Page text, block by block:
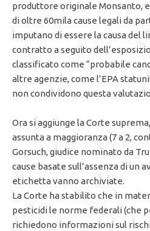
produttore originale Monsanto,
di oltre 60mila cause legali da
imputano di essere la causa del
contratto a seguito
classificato come “probabile
altre agenzie, come l’EPA
non condividono questa
Ora si aggiunge la Corte
assunta a maggioranza (7 a 2,
Gorsuch, giudice nominato da
cause basate sull’assenza di un
etichetta vanno archiviate.
La Corte ha stabilito che in
pesticidi le norme federali (che
richiedono informazioni sul